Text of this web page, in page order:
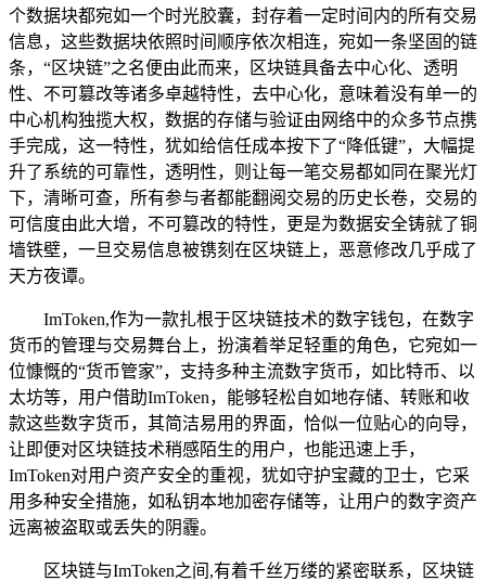
个数据块都宛如一个时光胶囊，封存着一定时间内的所有交易
信息，这些数据块依照时间顺序依次相连，宛如一条坚固的链
条，“区块链”之名便由此而来，区块链具备去中心化、透明
性、不可篡改等诸多卓越特性，去中心化，意味着没有单一的
中心机构独揽大权，数据的存储与验证由网络中的众多节点携
手完成，这一特性，犹如给信任成本按下了“降低键”，大幅提
升了系统的可靠性，透明性，则让每一笔交易都如同在聚光灯
下，清晰可查，所有参与者都能翻阅交易的历史长卷，交易的
可信度由此大增，不可篡改的特性，更是为数据安全铸就了铜
墙铁壁，一旦交易信息被镌刻在区块链上，恶意修改几乎成了
天方夜谭。
ImToken,作为一款扎根于区块链技术的数字钱包，在数字
货币的管理与交易舞台上，扮演着举足轻重的角色，它宛如一
位慷慨的“货币管家”，支持多种主流数字货币，如比特币、以
太坊等，用户借助ImToken，能够轻松自如地存储、转账和收
款这些数字货币，其简洁易用的界面，恰似一位贴心的向导，
让即便对区块链技术稍感陌生的用户，也能迅速上手，
ImToken对用户资产安全的重视，犹如守护宝藏的卫士，它采
用多种安全措施，如私钥本地加密存储等，让用户的数字资产
远离被盗取或丢失的阴霾。
区块链与ImToken之间,有着千丝万缕的紧密联系，区块链